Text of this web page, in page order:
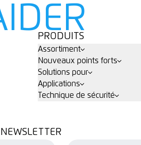
PRODUITS
Assortiment
Nouveaux points forts
Solutions pour
Applications
Technique de sécurité